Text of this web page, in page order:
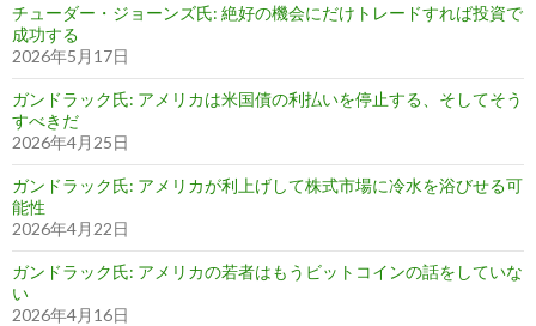
チューダー・ジョーンズ氏: 絶好の機会にだけトレードすれば投資で
成功する
2026年5月17日
ガンドラック氏: アメリカは米国債の利払いを停止する、そしてそう
すべきだ
2026年4月25日
ガンドラック氏: アメリカが利上げして株式市場に冷水を浴びせる可
能性
2026年4月22日
ガンドラック氏: アメリカの若者はもうビットコインの話をしていな
い
2026年4月16日